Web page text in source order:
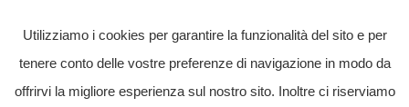
Utilizziamo i cookies per garantire la funzionalità del sito e per
tenere conto delle vostre preferenze di navigazione in modo da
offrirvi la migliore esperienza sul nostro sito. Inoltre ci riserviamo